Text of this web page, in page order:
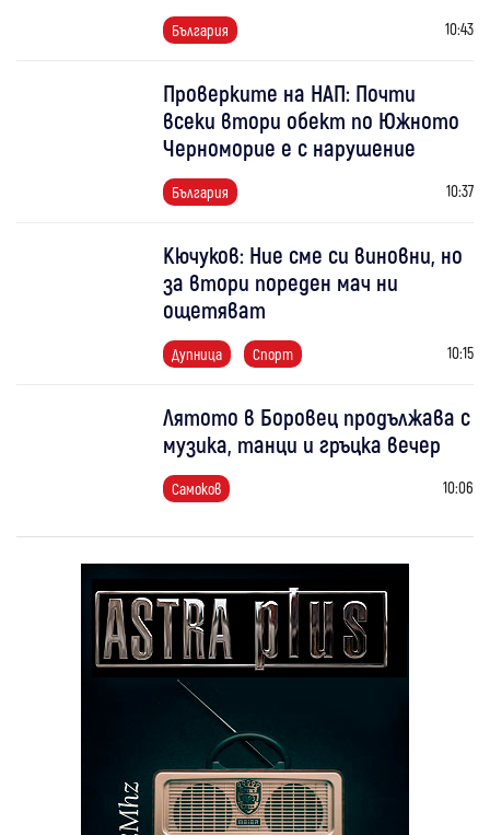
България 10:43
Проверките на НАП: Почти
всеки втори обект по Южното
Черноморие е с нарушение
България 10:37
Кючуков: Ние сме си виновни, но
за втори пореден мач ни
ощетяват
Дупница Спорт 10:15
Лятото в Боровец продължава с
музика, танци и гръцка вечер
Самоков 10:06